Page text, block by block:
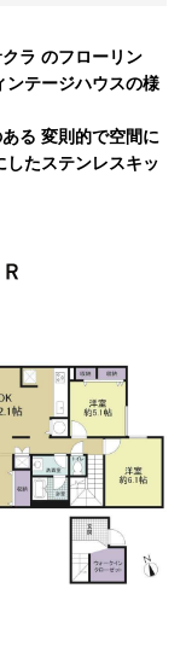
ラ のフローリン
テージハウスの様
る 変則的で空間に
たステンレスキッ